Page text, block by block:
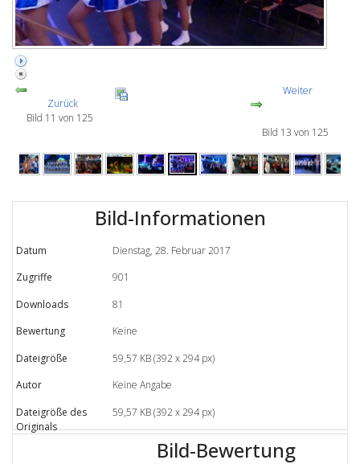
Zurück
Bild 11 von 125
Weiter
Bild 13 von 125
Bild-Informationen
Datum
Dienstag, 28. Februar 2017
Zugriffe
901
Downloads
81
Bewertung
Keine
Dateigröße
59,57 KB (392 x 294 px)
Autor
Keine Angabe
Dateigröße des
Originals
59,57 KB (392 x 294 px)
Bild-Bewertung